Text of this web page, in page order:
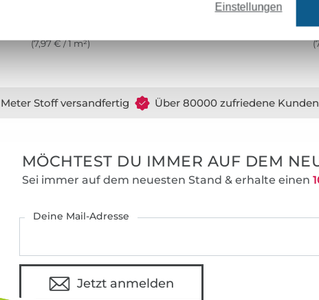
(7,97 € / 1 m²)
Stoff versandfertig Über 80000 zufriedene Kunden
MÖCHTEST DU IMMER AUF DEM
Sei immer auf dem neuesten Stand & erhalte einen
Deine Mail-Adresse
Jetzt anmelden
Einstellungen